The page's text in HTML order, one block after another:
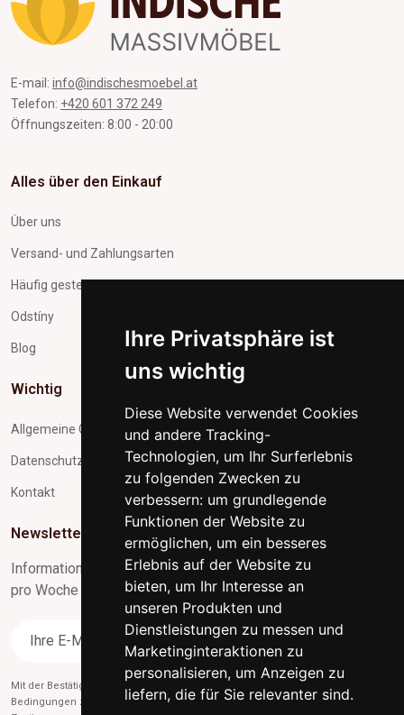
Ihre Privatsphäre ist
uns wichtig
Diese Website verwendet Cookies
und andere Tracking-
Technologien, um Ihr Surferlebnis
zu folgenden Zwecken zu
verbessern: um grundlegende
Funktionen der Website zu
ermöglichen, um ein besseres
Erlebnis auf der Website zu
bieten, um Ihr Interesse an
unseren Produkten und
Dienstleistungen zu messen und
Marketinginteraktionen zu
personalisieren, um Anzeigen zu
liefern, die für Sie relevanter sind.
E-mail: info@indischesmoebel.at
Telefon: +420 601 372 249
Öffnungszeiten: 8:00 - 20:00
Alles über den Einkauf
Über uns
Versand- und Zahlungsarten
Häufig gestellte Fragen
Odstíny
Blog
Wichtig
Allgemeine Geschäftsbedingungen
Datenschutz und Verarbeitung personenbezogener Daten
Kontakt
Newsletter-Abonnement
Informationen zu Neuigkeiten und nützliche Tipps max. 1x
pro Woche
Mit der Bestätigung des Abonnements stimmen Sie gleichzeitig unseren
Bedingungen zu
des Datenschutzesund gleichzeitig erteilen Sie uns die